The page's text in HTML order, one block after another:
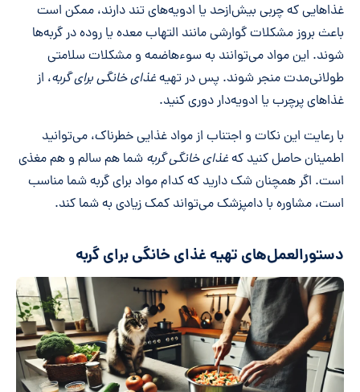
غذاهایی که چربی بیش‌ازحد یا ادویه‌های تند دارند، ممکن است
باعث بروز مشکلات گوارشی مانند التهاب معده یا روده در گربه‌ها
شوند. این مواد می‌توانند به سوءهاضمه و مشکلات سلامتی
طولانی‌مدت منجر شوند. پس در تهیهغذای خانگی برای گربه، از
غذاهای پرچرب یا ادویه‌دار دوری کنید.
با رعایت این نکات و اجتناب از مواد غذایی خطرناک، می‌توانید
اطمینان حاصل کنید کهغذای خانگی گربه شما هم سالم و هم مغذی
است. اگر همچنان شک دارید که کدام مواد برای گربه شما مناسب
است، مشاوره با دامپزشک می‌تواند کمک زیادی به شما کند.
دستورالعمل‌های تهیه غذای خانگی برای گربه